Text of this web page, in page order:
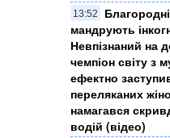
13:52
мандрують
Невпізнаний на
чемпіон світу з
ефектно
переляканих
намагався
водій (відео)